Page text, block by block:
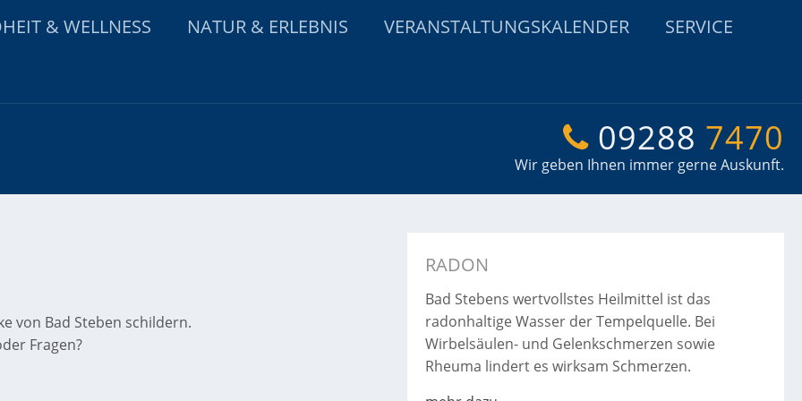
& WELLNESS NATUR & ERLEBNIS VERANSTALTUNGSKALENDER SERVICE
09288 7470
Wir geben Ihnen immer gerne Auskunft.
von Bad Steben schildern.
Fragen?
RADON
Bad Stebens wertvollstes Heilmittel ist das
radonhaltige Wasser der Tempelquelle. Bei
Wirbelsäulen- und Gelenkschmerzen sowie
Rheuma lindert es wirksam Schmerzen.